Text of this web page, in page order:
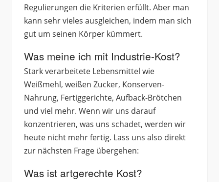
Regulierungen die Kriterien erfüllt. Aber man
kann sehr vieles ausgleichen, indem man sich
gut um seinen Körper kümmert.
Was meine ich mit Industrie-Kost?
Stark verarbeitete Lebensmittel wie
Weißmehl, weißen Zucker, Konserven-
Nahrung, Fertiggerichte, Aufback-Brötchen
und viel mehr. Wenn wir uns darauf
konzentrieren, was uns schadet, werden wir
heute nicht mehr fertig. Lass uns also direkt
zur nächsten Frage übergehen:
Was ist artgerechte Kost?